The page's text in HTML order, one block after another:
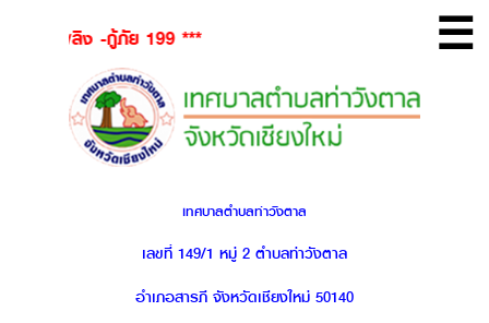
-กู้ภัย 199 *** ☰
เทศบาลตำบลท่าวังตาล
เลขที่ 149/1 หมู่ 2 ตำบลท่าวังตาล
อำเภอสารภี จังหวัดเชียงใหม่ 50140